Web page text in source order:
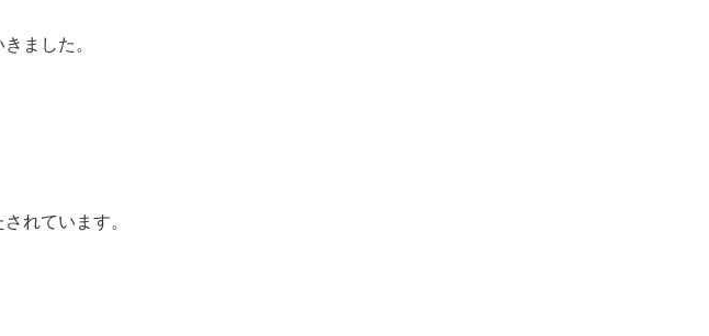
きました。
れています。